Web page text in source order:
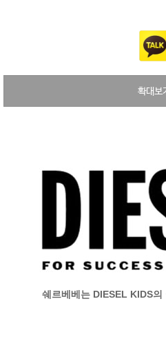
확대보
쉐르베베는 DIESEL KIDS